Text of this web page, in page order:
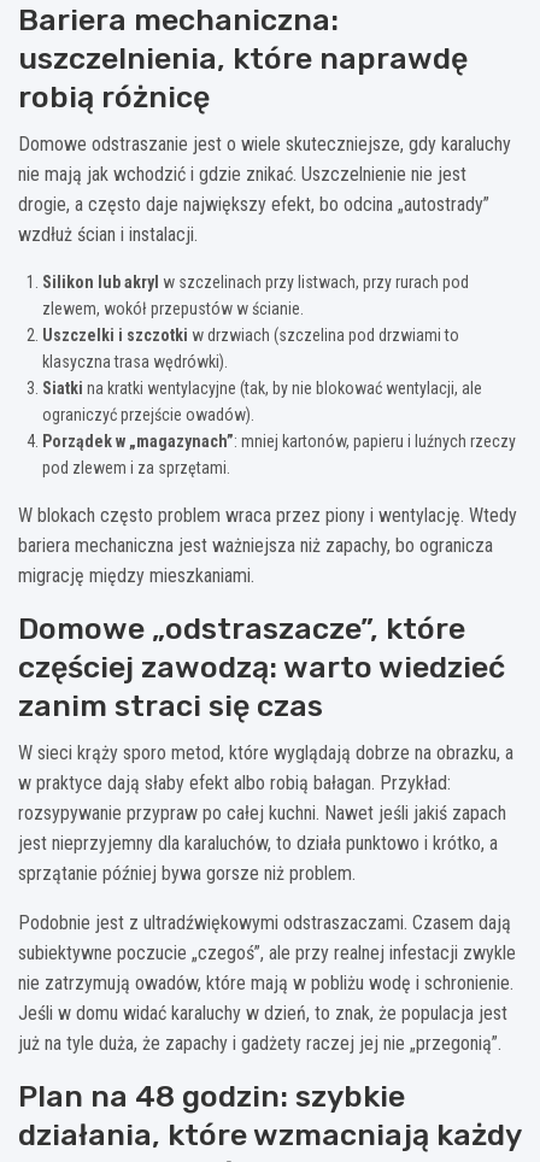
Bariera mechaniczna:
uszczelnienia, które naprawdę
robią różnicę
Domowe odstraszanie jest o wiele skuteczniejsze, gdy karaluchy
nie mają jak wchodzić i gdzie znikać. Uszczelnienie nie jest
drogie, a często daje największy efekt, bo odcina „autostrady”
wzdłuż ścian i instalacji.
Silikon lub akryl w szczelinach przy listwach, przy rurach pod
zlewem, wokół przepustów w ścianie.
Uszczelki i szczotki w drzwiach (szczelina pod drzwiami to
klasyczna trasa wędrówki).
Siatki na kratki wentylacyjne (tak, by nie blokować wentylacji, ale
ograniczyć przejście owadów).
Porządek w „magazynach”: mniej kartonów, papieru i luźnych rzeczy
pod zlewem i za sprzętami.
W blokach często problem wraca przez piony i wentylację. Wtedy
bariera mechaniczna jest ważniejsza niż zapachy, bo ogranicza
migrację między mieszkaniami.
Domowe „odstraszacze”, które
częściej zawodzą: warto wiedzieć
zanim straci się czas
W sieci krąży sporo metod, które wyglądają dobrze na obrazku, a
w praktyce dają słaby efekt albo robią bałagan. Przykład:
rozsypywanie przypraw po całej kuchni. Nawet jeśli jakiś zapach
jest nieprzyjemny dla karaluchów, to działa punktowo i krótko, a
sprzątanie później bywa gorsze niż problem.
Podobnie jest z ultradźwiękowymi odstraszaczami. Czasem dają
subiektywne poczucie „czegoś”, ale przy realnej infestacji zwykle
nie zatrzymują owadów, które mają w pobliżu wodę i schronienie.
Jeśli w domu widać karaluchy w dzień, to znak, że populacja jest
już na tyle duża, że zapachy i gadżety raczej jej nie „przegonią”.
Plan na 48 godzin: szybkie
działania, które wzmacniają każdy